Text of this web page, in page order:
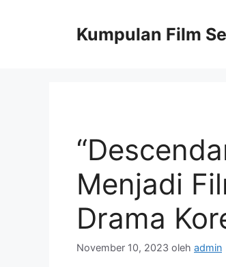
Kumpulan Film
Menjadi
Drama
November 10, 2023 oleh admin